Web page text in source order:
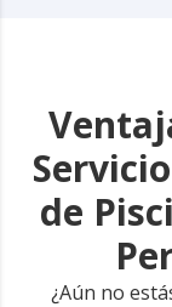
de
¿Aún no